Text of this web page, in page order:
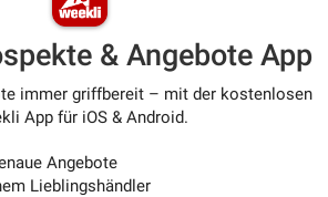
& Angebote App
immer griffbereit – mit der kostenlosen
App für iOS & Android.
Angebote
Lieblingshändler